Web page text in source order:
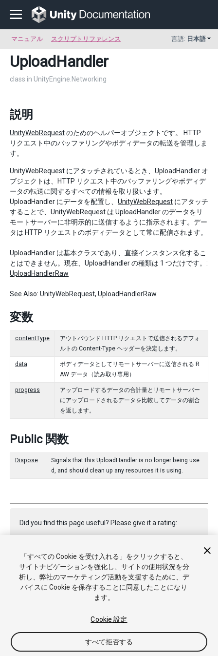
マニュアル スクリプトリファレンス 言語: 日本語
UploadHandler
class in UnityEngine.Networking
説明
UnityWebRequestのためのヘルパーオブジェクトです。 HTTP
リクエスト中のバッファリングやボディデータの転送を管理しま
す。
UnityWebRequest にアタッチされているとき、UploadHandler オ
ブジェクトは、HTTP リクエスト中のバッファリングやボディデ
ータの転送に関するすべての情報を取り扱います。
UploadHandler にデータを配置し、 UnityWebRequest にアタッチ
することで、 UnityWebRequest は UploadHandler のデータをリ
モートサーバーに非明示的に送信するように指示されます。デー
タは HTTP リクエストのボディデータとして常に配信されます。
UploadHandler は基本クラスであり、直接インスタンス化するこ
とはできません。現在、UploadHandler の種類は 1 つだけです。:
UploadHandlerRaw
See Also: UnityWebRequest, UploadHandlerRaw
変数
contentType
アウトバウンド HTTP リクエストで送信されるデフォ
ルトの Content-Type ヘッダーを決定します。
data
ボディデータとしてリモートサーバーに送信される R
AW データ（読み取り専用）
progress
アップロードするデータの合計量とリモートサーバー
にアップロードされるデータを比較してデータの割合
を返します。
Public 関数
Dispose
Signals that this UploadHandler is no longer being use
d, and should clean up any resources it is using.
Did you find this page useful? Please give it a rating:
Report a problem on this page
Copyright © 2023 Unity Technologies. Publication 2022.3
チュートリアル
Answers ナレッジベース
「すべての Cookie を受け入れる」をクリックすると、
サイトナビゲーションを強化し、サイトの使用状況を分
析し、弊社のマーケティング活動を支援するために、デ
バイスに Cookie を保存することに同意したことになり
ます。
Cookie 設定
すべて拒否する